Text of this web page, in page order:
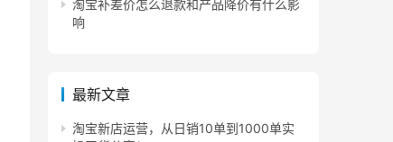
淘宝补差价怎么退款和产品降价有什么影
响
最新文章
淘宝新店运营，从日销10单到1000单实